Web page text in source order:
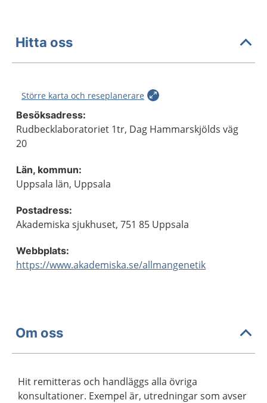
Hitta oss
Större karta och reseplanerare
Besöksadress:
Rudbecklaboratoriet 1tr, Dag Hammarskjölds väg
20
Län, kommun:
Uppsala län, Uppsala
Postadress:
Akademiska sjukhuset, 751 85 Uppsala
Webbplats:
https://www.akademiska.se/allmangenetik
Om oss
Hit remitteras och handläggs alla övriga
konsultationer. Exempel är, utredningar som avser